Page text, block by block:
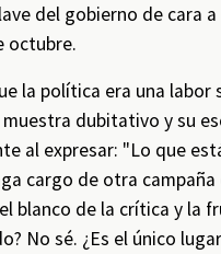
del gobierno de cara
octubre.
la política era una labor
dubitativo y su
al expresar: "Lo que
cargo de otra
el blanco de la crítica y la
No sé. ¿Es el único